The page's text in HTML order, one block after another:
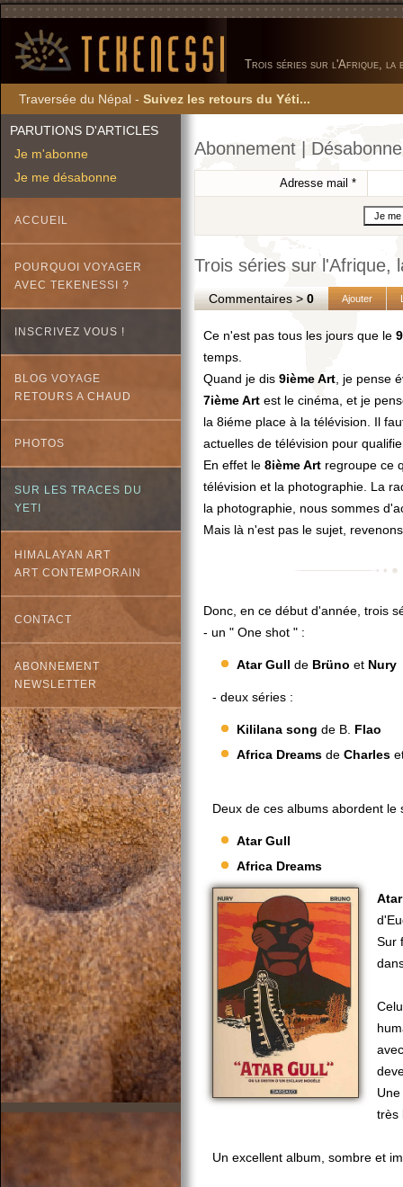
Trois séries sur l'Afrique, la
Traversée du Népal - Suivez les retours du Yéti...
PARUTIONS D'ARTICLES
Je m'abonne
Je me désabonne
ACCUEIL
POURQUOI VOYAGER
AVEC TEKENESSI ?
INSCRIVEZ VOUS !
BLOG VOYAGE
RETOURS A CHAUD
PHOTOS
SUR LES TRACES DU
YETI
HIMALAYAN ART
ART CONTEMPORAIN
CONTACT
ABONNEMENT
NEWSLETTER
Abonnement |
Adresse mail *
Trois séries sur l'Afrique,
Commentaires >0 Ajouter
Ce n'est pas tous les jours que le
temps.
Quand je dis 9ième Art , je pense
7ième Art est le cinéma, et je
la 8iéme place à la télévision. Il
actuelles de télévision pour
En effet le 8ième Art regroupe ce
télévision et la photographie. La
la photographie, nous sommes
Mais là n'est pas le sujet,
Donc, en ce début d'année, trois
- un " One shot " :
Atar Gull de Brüno et Nury
- deux séries :
Kililana song de B. Flao
Africa Dreams de Charles
Deux de ces albums abordent le
Atar Gull
Africa Dreams
Sur
très
Un excellent album, sombre et